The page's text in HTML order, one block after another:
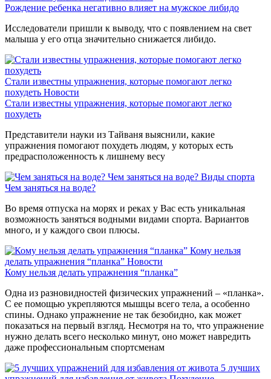
Рождение ребенка негативно влияет на мужское либидо
Исследователи пришли к выводу, что с появлением на свет
малыша у его отца значительно снижается либидо.
Стали известны упражнения, которые помогают легко
похудеть Новости
Стали известны упражнения, которые помогают легко
похудеть
Представители науки из Тайваня выяснили, какие
упражнения помогают похудеть людям, у которых есть
предрасположенность к лишнему весу
Чем заняться на воде? Виды спорта
Чем заняться на воде?
Во время отпуска на морях и реках у Вас есть уникальная
возможность заняться водными видами спорта. Вариантов
много, и у каждого свои плюсы.
Кому нельзя
делать упражнения “планка” Новости
Кому нельзя делать упражнения “планка”
Одна из разновидностей физических упражнений – «планка».
С ее помощью укрепляются мышцы всего тела, а особенно
спины. Однако упражнение не так безобидно, как может
показаться на первый взгляд. Несмотря на то, что упражнение
нужно делать всего несколько минут, оно может навредить
даже профессиональным спортсменам
5 лучших